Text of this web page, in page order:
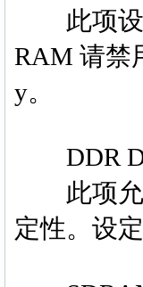
此项设
RAM 请禁
y。
DDR
此项允
定性。设